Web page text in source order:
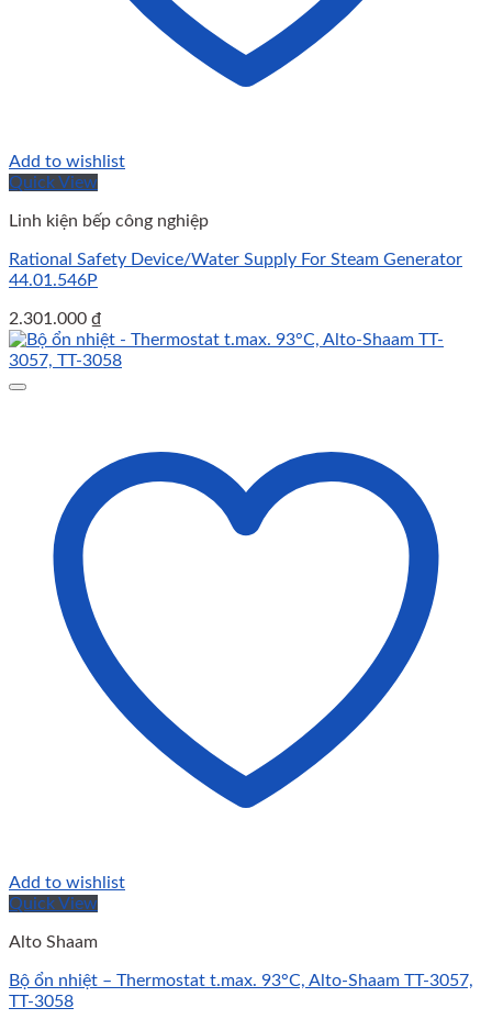
Add to wishlist
Quick View
Linh kiện bếp công nghiệp
Rational Safety Device/Water Supply For Steam Generator
44.01.546P
2.301.000 ₫
Add to wishlist
Quick View
Alto Shaam
Bộ ổn nhiệt – Thermostat t.max. 93°C, Alto-Shaam TT-3057,
TT-3058